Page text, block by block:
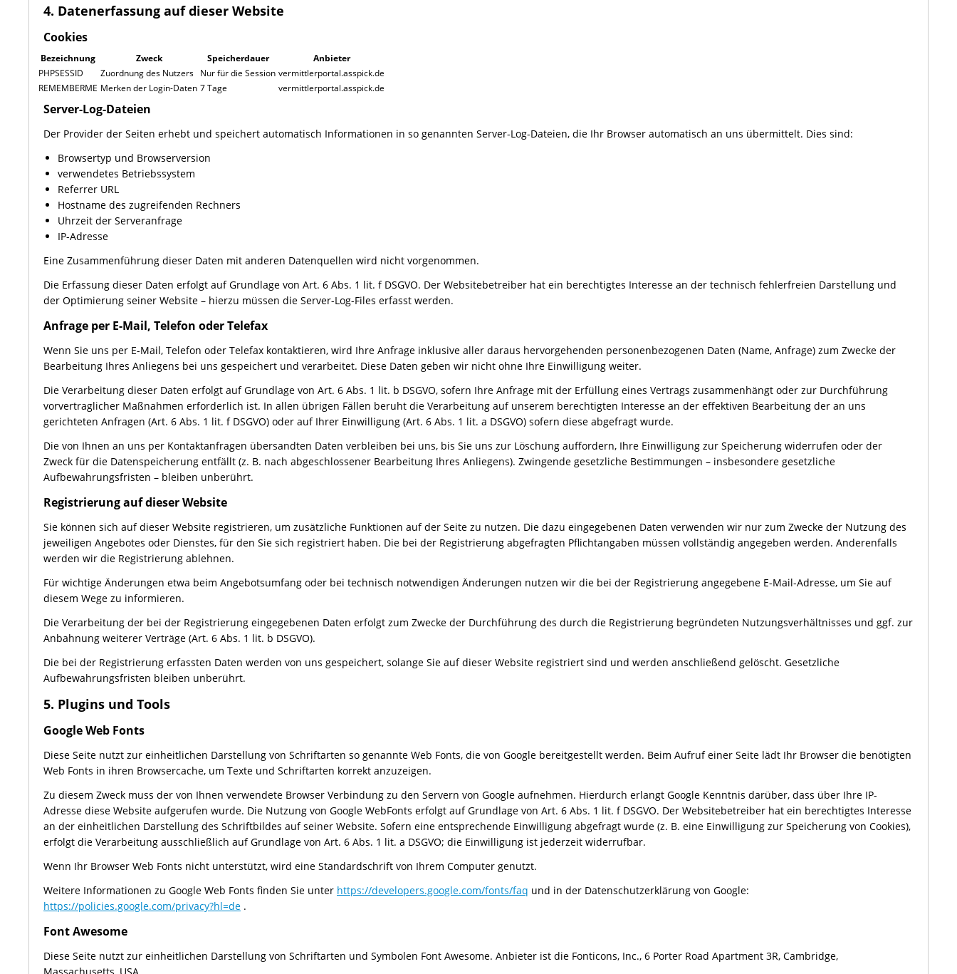
4. Datenerfassung auf dieser Website
Cookies
Bezeichnung Zweck Speicherdauer
Anbieter
PHPSESSID
Zuordnung des Nutzers Nur für die Session vermittlerportal.asspick.de
REMEMBERME Merken der Login-Daten 7 Tage vermittlerportal.asspick.de
Server-Log-Dateien
Der Provider der Seiten erhebt und speichert automatisch Informationen in so genannten Server-Log-Dateien, die Ihr Browser automatisch an uns übermittelt. Dies sind:
Browsertyp und Browserversion
verwendetes Betriebssystem
Referrer URL
Hostname des zugreifenden Rechners
Uhrzeit der Serveranfrage
IP-Adresse
Eine Zusammenführung dieser Daten mit anderen Datenquellen wird nicht vorgenommen.
Die Erfassung dieser Daten erfolgt auf Grundlage von Art. 6 Abs. 1 lit. f DSGVO. Der Websitebetreiber hat ein berechtigtes Interesse an der technisch fehlerfreien Darstellung und
der Optimierung seiner Website – hierzu müssen die Server-Log-Files erfasst werden.
Anfrage per E-Mail, Telefon oder Telefax
Wenn Sie uns per E-Mail, Telefon oder Telefax kontaktieren, wird Ihre Anfrage inklusive aller daraus hervorgehenden personenbezogenen Daten (Name, Anfrage) zum Zwecke der
Bearbeitung Ihres Anliegens bei uns gespeichert und verarbeitet. Diese Daten geben wir nicht ohne Ihre Einwilligung weiter.
Die Verarbeitung dieser Daten erfolgt auf Grundlage von Art. 6 Abs. 1 lit. b DSGVO, sofern Ihre Anfrage mit der Erfüllung eines Vertrags zusammenhängt oder zur Durchführung
vorvertraglicher Maßnahmen erforderlich ist. In allen übrigen Fällen beruht die Verarbeitung auf unserem berechtigten Interesse an der effektiven Bearbeitung der an uns
gerichteten Anfragen (Art. 6 Abs. 1 lit. f DSGVO) oder auf Ihrer Einwilligung (Art. 6 Abs. 1 lit. a DSGVO) sofern diese abgefragt wurde.
Die von Ihnen an uns per Kontaktanfragen übersandten Daten verbleiben bei uns, bis Sie uns zur Löschung auffordern, Ihre Einwilligung zur Speicherung widerrufen oder der
Zweck für die Datenspeicherung entfällt (z. B. nach abgeschlossener Bearbeitung Ihres Anliegens). Zwingende gesetzliche Bestimmungen – insbesondere gesetzliche
Aufbewahrungsfristen – bleiben unberührt.
Registrierung auf dieser Website
Sie können sich auf dieser Website registrieren, um zusätzliche Funktionen auf der Seite zu nutzen. Die dazu eingegebenen Daten verwenden wir nur zum Zwecke der Nutzung des
jeweiligen Angebotes oder Dienstes, für den Sie sich registriert haben. Die bei der Registrierung abgefragten Pflichtangaben müssen vollständig angegeben werden. Anderenfalls
werden wir die Registrierung ablehnen.
Für wichtige Änderungen etwa beim Angebotsumfang oder bei technisch notwendigen Änderungen nutzen wir die bei der Registrierung angegebene E-Mail-Adresse, um Sie auf
diesem Wege zu informieren.
Die Verarbeitung der bei der Registrierung eingegebenen Daten erfolgt zum Zwecke der Durchführung des durch die Registrierung begründeten Nutzungsverhältnisses und ggf. zur
Anbahnung weiterer Verträge (Art. 6 Abs. 1 lit. b DSGVO).
Die bei der Registrierung erfassten Daten werden von uns gespeichert, solange Sie auf dieser Website registriert sind und werden anschließend gelöscht. Gesetzliche
Aufbewahrungsfristen bleiben unberührt.
5. Plugins und Tools
Google Web Fonts
Diese Seite nutzt zur einheitlichen Darstellung von Schriftarten so genannte Web Fonts, die von Google bereitgestellt werden. Beim Aufruf einer Seite lädt Ihr Browser die benötigten
Web Fonts in ihren Browsercache, um Texte und Schriftarten korrekt anzuzeigen.
Zu diesem Zweck muss der von Ihnen verwendete Browser Verbindung zu den Servern von Google aufnehmen. Hierdurch erlangt Google Kenntnis darüber, dass über Ihre IP-
Adresse diese Website aufgerufen wurde. Die Nutzung von Google WebFonts erfolgt auf Grundlage von Art. 6 Abs. 1 lit. f DSGVO. Der Websitebetreiber hat ein berechtigtes Interesse
an der einheitlichen Darstellung des Schriftbildes auf seiner Website. Sofern eine entsprechende Einwilligung abgefragt wurde (z. B. eine Einwilligung zur Speicherung von Cookies),
erfolgt die Verarbeitung ausschließlich auf Grundlage von Art. 6 Abs. 1 lit. a DSGVO; die Einwilligung ist jederzeit widerrufbar.
Wenn Ihr Browser Web Fonts nicht unterstützt, wird eine Standardschrift von Ihrem Computer genutzt.
Weitere Informationen zu Google Web Fonts finden Sie unter https://developers.google.com/fonts/faq und in der Datenschutzerklärung von Google:
https://policies.google.com/privacy?hl=de .
Font Awesome
Diese Seite nutzt zur einheitlichen Darstellung von Schriftarten und Symbolen Font Awesome. Anbieter ist die Fonticons, Inc., 6 Porter Road Apartment 3R, Cambridge,